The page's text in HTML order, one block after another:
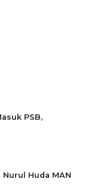
PSB,
Huda MAN